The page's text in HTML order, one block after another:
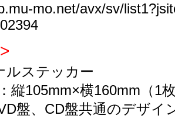
mo.net/avx/sv/
ルステッカー
縦105mm×横160mm（1
盤、CD盤共通のデザイ